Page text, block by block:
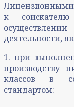
к
деятельности,
1. при
производству
классов в
стандартом: